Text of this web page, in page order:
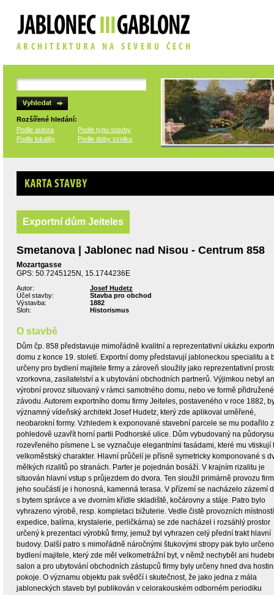
Rozšířené hledání:
Podle autora
Podle typu stavby
Podle lokality
Podle doby vzniku
Karta stavby
Exportní dům Jeiteles
Smetanova | Jablonec nad Nisou - Centrum 858
Mozartgasse
GPS: 50.7245125N, 15.1744236E
Autor:
Josef Hudetz
Účel stavby:
Stavba pro obchod
Výstavba:
1882
Sloh:
Historismus
O stavbě
Dům čp. 858 představuje mimořádně kvalitní a reprezentativní ukázku
domu z konce 19. století. Exportní domy představují jabloneckou specialitu a
určeny pro bydlení majitele firmy a zároveň sloužily jako reprezentativní
vzorkovna, zasilatelství a k ubytování obchodních partnerů. Výjimkou nebyl
výrobní provoz situovaný v rámci samotného domu, nebo ve formě
závodu. Autorem exportního domu firmy Jeiteles, postaveného v roce 1882,
významný vídeňský architekt Josef Hudetz, který zde aplikoval uměřené,
neobarokní formy. Vzhledem k exponované stavební parcele se mu podařilo
pohledově uzavřít horní partii Podhorské ulice. Dům vybudovaný na půdorysu
rozevřeného písmene L se vyznačuje elegantními fasádami, které mu vtiskují
velkoměstský charakter. Hlavní průčelí je přísně symetricky komponované s
mělkých rizalitů po stranách. Parter je pojednán bosáží. V krajním rizalitu je
situován hlavní vstup s průjezdem do dvora. Ten sloužil primárně provozu
jeho součástí je i honosná, kamenná terasa. V přízemí se nacházelo zázemí
s bytem správce a ve dvorním křídle skladiště, kočárovny a stáje. Patro bylo
vyhrazeno výrobě, resp. kompletaci bižuterie. Vedle čistě provozních
expedice, balírna, krystalerie, perličkárna) se zde nacházel i rozsáhlý prostor
určený k prezentaci výrobků firmy, jemuž byl vyhrazen celý přední trakt hlavní
budovy. Další patro s mimořádně náročnými štukovými stropy pak bylo
bydlení majitele, který zde měl velkometrážní byt, v němž nechyběl ani
salon a pro ubytování obchodních zástupců firmy byly určeny hned dva
pokoje. O významu objektu pak svědčí i skutečnost, že jako jedna z mála
jabloneckých staveb byl publikován v celorakouském odborném periodiku